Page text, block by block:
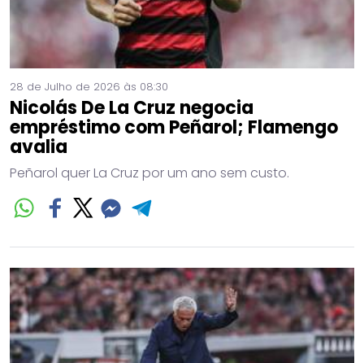
28 de Julho de 2026 às 08:30
Nicolás De La Cruz negocia
empréstimo com Peñarol; Flamengo
avalia
Peñarol quer La Cruz por um ano sem custo.